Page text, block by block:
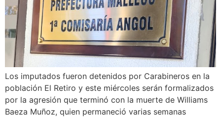
Los imputados fueron detenidos por Carabineros en la
población El Retiro y este miércoles serán formalizados
por la agresión que terminó con la muerte de Williams
Baeza Muñoz, quien permaneció varias semanas